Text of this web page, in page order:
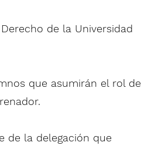
de la Universidad
que asumirán el rol de
de la delegación que